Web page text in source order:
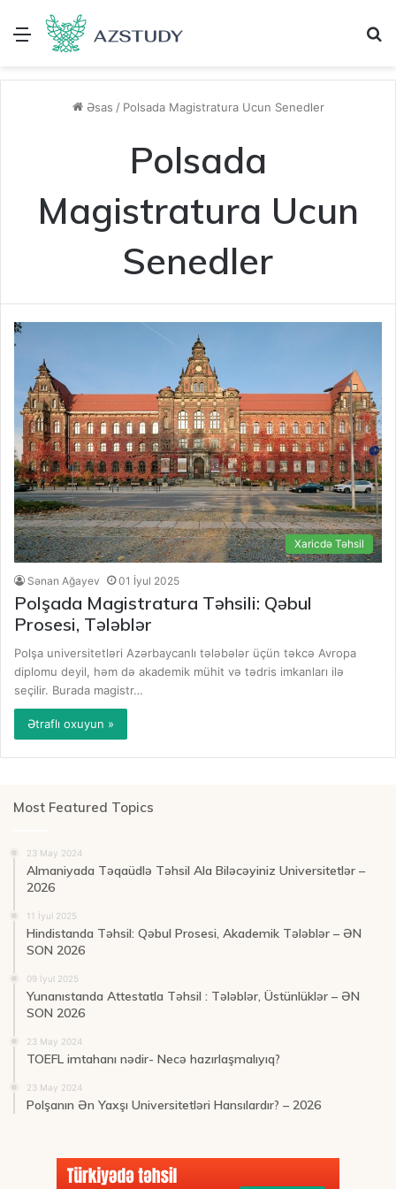
Menu
Əsas / Polsada Magistratura Ucun Senedler
Polsada
Magistratura Ucun
Senedler
Xaricdə Təhsil
Sənan Ağayev 01 İyul 2025
Polşada Magistratura Təhsili: Qəbul
Prosesi, Tələblər
Polşa universitetləri Azərbaycanlı tələbələr üçün təkcə Avropa
diplomu deyil, həm də akademik mühit və tədris imkanları ilə
seçilir. Burada magistr…
Ətraflı oxuyun »
Most Featured Topics
23 May 2024
Almaniyada Təqaüdlə Təhsil Ala Biləcəyiniz Universitetlər –
2026
11 İyul 2025
Hindistanda Təhsil: Qəbul Prosesi, Akademik Tələblər – ƏN
SON 2026
09 İyul 2025
Yunanıstanda Attestatla Təhsil : Tələblər, Üstünlüklər – ƏN
SON 2026
23 May 2024
TOEFL imtahanı nədir- Necə hazırlaşmalıyıq?
23 May 2024
Polşanın Ən Yaxşı Universitetləri Hansılardır? – 2026